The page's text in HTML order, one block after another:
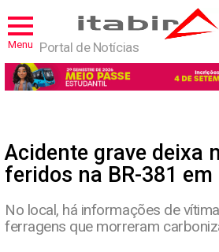
Menu Portal de Notícias
Acidente grave deixa
feridos na BR-381 em
No local, há informações de
ferragens que morreram